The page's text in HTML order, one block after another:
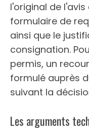
l'original de
formulaire de
ainsi que le
consignation.
permis, un
formulé auprès
suivant la
Les arguments